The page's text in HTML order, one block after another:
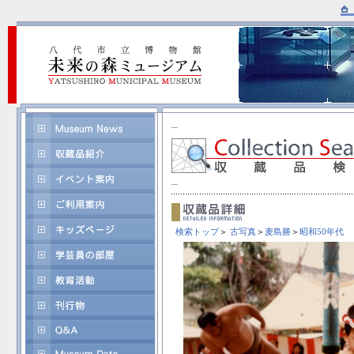
検索トップ＞ 古写真＞ 麦島勝＞ 昭和50年代